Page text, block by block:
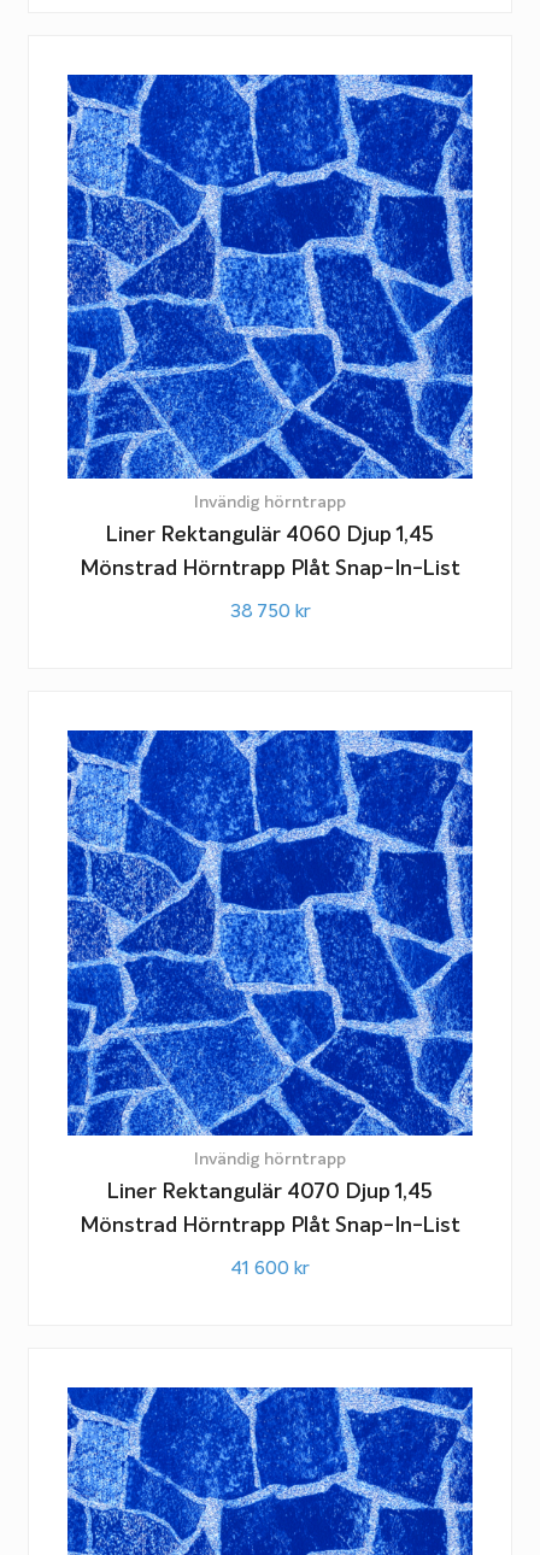
Invändig hörntrapp
Liner Rektangulär 4060 Djup 1,45
Mönstrad Hörntrapp Plåt Snap-In-List
38 750 kr
Invändig hörntrapp
Liner Rektangulär 4070 Djup 1,45
Mönstrad Hörntrapp Plåt Snap-In-List
41 600 kr